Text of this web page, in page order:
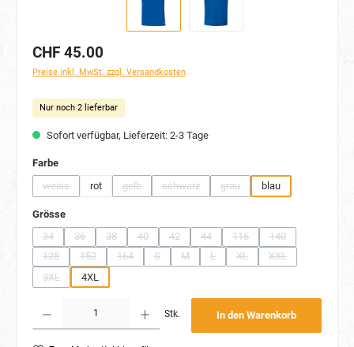
CHF 45.00
Preise inkl. MwSt. zzgl. Versandkosten
Nur noch 2 lieferbar
Sofort verfügbar, Lieferzeit: 2-3 Tage
Farbeauswählen
weiss
(Diese Option ist zurzeit nicht verfügbar.)
rot gelb
(Diese Option ist zurzeit nicht verfügbar.)
schwarz
(Diese Option ist zurzeit nicht verfügbar.)
grau
(Diese Option ist zurzeit nicht
blau
Grösseauswählen
34
(Diese Option ist zurzeit nicht verfügbar.)
36
(Diese Option ist zurzeit nicht verfügbar.)
38
(Diese Option ist zurzeit nicht verfügbar.)
40
(Diese Option ist zurzeit nicht verfügbar.)
42
(Diese Option ist zurzeit nicht verfügbar.)
44
(Diese Option ist zurzeit nicht
116
(Diese Option ist zurzeit
140
(Diese Option ist
128
(Diese Option ist zurzeit nicht verfügbar.)
152
(Diese Option ist zurzeit nicht verfügbar.)
164
(Diese Option ist zurzeit nicht verfügbar.)
S
(Diese Option ist zurzeit nicht verfügbar.)
M
(Diese Option ist zurzeit nicht verfügbar.)
L
(Diese Option ist zurzeit nicht
XL
(Diese Option ist zurzeit
XXL
(Diese Option ist
3XL
(Diese Option ist zurzeit nicht verfügbar.)
4XL
Stk. In den Warenkorb